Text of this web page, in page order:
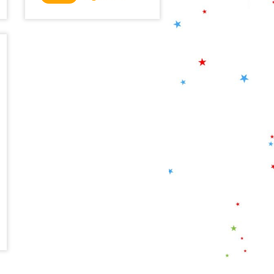
imagination, Léo s’échappe...